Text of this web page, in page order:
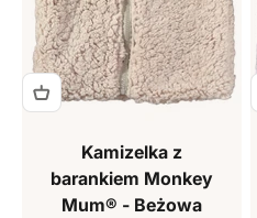
Kamizelka z
barankiem Monkey
Mum® - Beżowa